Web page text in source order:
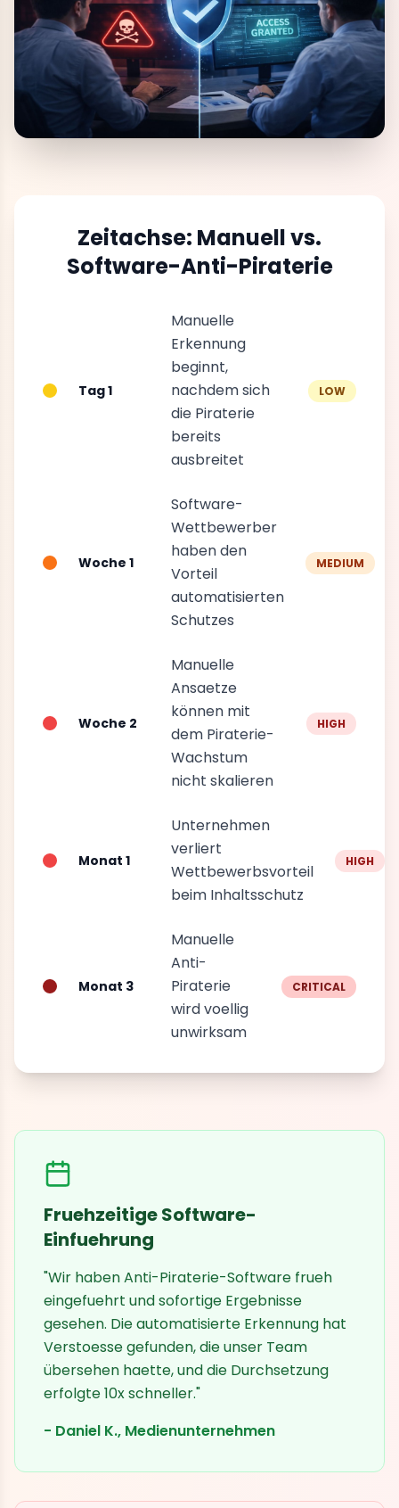
Zeitachse: Manuell vs.
Software-Anti-Piraterie
Tag 1
Manuelle
Erkennung
beginnt,
nachdem sich
die Piraterie
bereits
ausbreitet
LOW
Woche 1
Software-
Wettbewerber
haben den
Vorteil
automatisierten
Schutzes
MEDIUM
Woche 2
Manuelle
Ansaetze
können mit
dem Piraterie-
Wachstum
nicht skalieren
HIGH
Monat 1
Unternehmen
verliert
Wettbewerbsvorteil
beim Inhaltsschutz
HIGH
Monat 3
Manuelle
Anti-
Piraterie
wird voellig
unwirksam
CRITICAL
Fruehzeitige Software-
Einfuehrung
"Wir haben Anti-Piraterie-Software frueh
eingefuehrt und sofortige Ergebnisse
gesehen. Die automatisierte Erkennung hat
Verstoesse gefunden, die unser Team
übersehen haette, und die Durchsetzung
erfolgte 10x schneller."
- Daniel K., Medienunternehmen